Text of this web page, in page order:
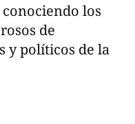
los
de
y políticos de la